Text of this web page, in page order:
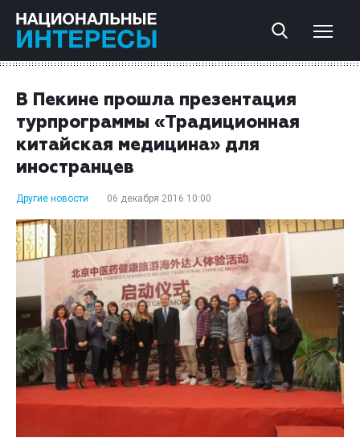
В Пекине прошла презентация
турпрограммы «Традиционная
китайская медицина» для
иностранцев
Другие новости 06 декабря 2016 10:00